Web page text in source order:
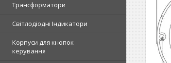
Трансформатори
Світлодіодні Індикатори
Корпуси для кнопок
керування